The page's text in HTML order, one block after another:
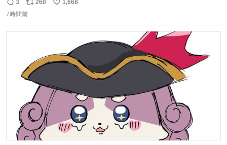
返
信
3
リ
ポ
260
い
1,668
7時間前